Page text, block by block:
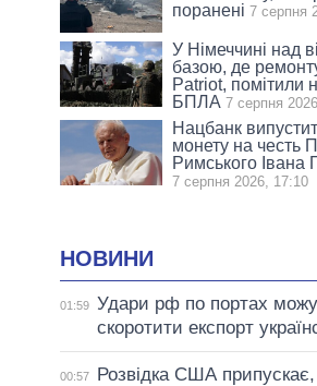
поранені 7 серпня
У Німеччині над
базою, де
Patriot, помітили
БПЛА 7 серпня
Нацбанк
монету на честь
Римського Івана
7 серпня 2026, 17:10
НОВИНИ
01:59 Удари рф по портах
скоротити експорт
00:57
Розвідка США